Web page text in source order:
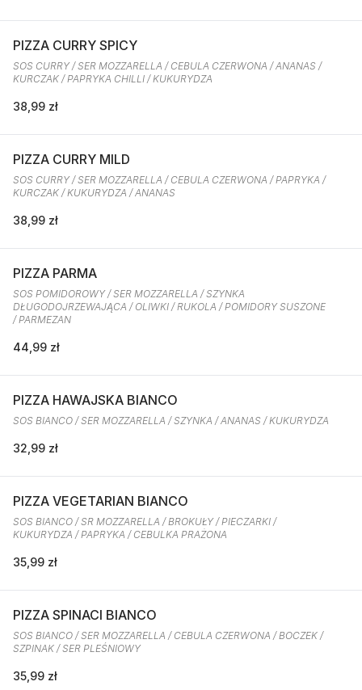
PIZZA CURRY SPICY
SOS CURRY / SER MOZZARELLA / CEBULA CZERWONA / ANANAS /
KURCZAK / PAPRYKA CHILLI / KUKURYDZA
38,99 zł
PIZZA CURRY MILD
SOS CURRY / SER MOZZARELLA / CEBULA CZERWONA / PAPRYKA /
KURCZAK / KUKURYDZA / ANANAS
38,99 zł
PIZZA PARMA
SOS POMIDOROWY / SER MOZZARELLA / SZYNKA
DŁUGODOJRZEWAJĄCA / OLIWKI / RUKOLA / POMIDORY SUSZONE
/ PARMEZAN
44,99 zł
PIZZA HAWAJSKA BIANCO
SOS BIANCO / SER MOZZARELLA / SZYNKA / ANANAS / KUKURYDZA
32,99 zł
PIZZA VEGETARIAN BIANCO
SOS BIANCO / SR MOZZARELLA / BROKUŁY / PIECZARKI /
KUKURYDZA / PAPRYKA / CEBULKA PRAŻONA
35,99 zł
PIZZA SPINACI BIANCO
SOS BIANCO / SER MOZZARELLA / CEBULA CZERWONA / BOCZEK /
SZPINAK / SER PLEŚNIOWY
35,99 zł